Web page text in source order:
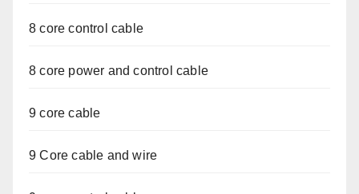
8 core control cable
8 core power and control cable
9 core cable
9 Core cable and wire